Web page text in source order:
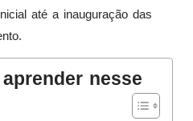
até a inauguração das
nesse